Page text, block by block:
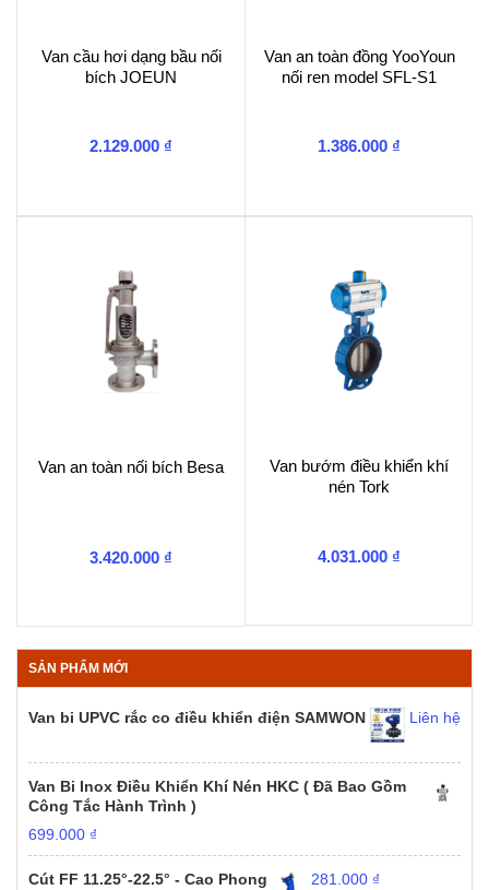
Van cầu hơi dạng bầu nối
bích JOEUN
2.129.000 ₫
Van an toàn đồng YooYoun
nối ren model SFL-S1
1.386.000 ₫
Van an toàn nối bích Besa
3.420.000 ₫
Van bướm điều khiển khí
nén Tork
4.031.000 ₫
SẢN PHẨM MỚI
Van bi UPVC rắc co điều khiển điện SAMWON Liên hệ
Van Bi Inox Điều Khiển Khí Nén HKC ( Đã Bao Gồm
Công Tắc Hành Trình )
699.000 ₫
Cút FF 11.25°-22.5° - Cao Phong 281.000 ₫